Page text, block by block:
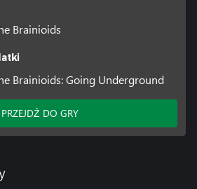
Brainioids
Brainioids: Going Underground
PRZEJDŹ DO GRY